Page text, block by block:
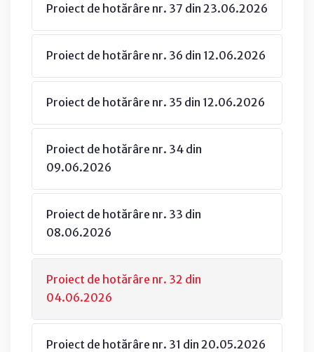
Proiect de hotărâre nr. 37 din 23.06.2026
Proiect de hotărâre nr. 36 din 12.06.2026
Proiect de hotărâre nr. 35 din 12.06.2026
Proiect de hotărâre nr. 34 din
09.06.2026
Proiect de hotărâre nr. 33 din
08.06.2026
Proiect de hotărâre nr. 32 din
04.06.2026
Proiect de hotărâre nr. 31 din 20.05.2026